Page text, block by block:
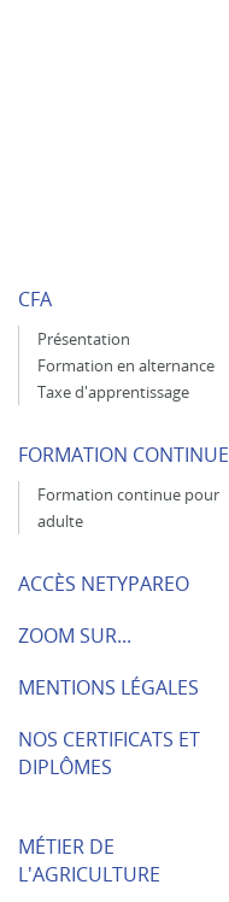
CFA
Présentation
Formation en alternance
Taxe d'apprentissage
FORMATION CONTINUE
Formation continue pour
adulte
ACCÈS NETYPAREO
ZOOM SUR...
MENTIONS LÉGALES
NOS CERTIFICATS ET
DIPLÔMES
MÉTIER DE
L'AGRICULTURE